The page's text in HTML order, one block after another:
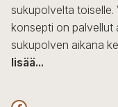
sukupolvelta
konsepti on palvellut
sukupolven aikana
lisää...